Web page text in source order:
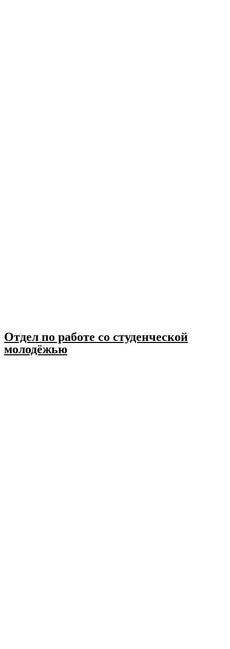
Отдел по работе со студенческой
молодёжью